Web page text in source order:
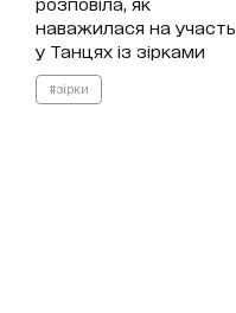
наважилася на участь
у Танцях із зірками
#зірки